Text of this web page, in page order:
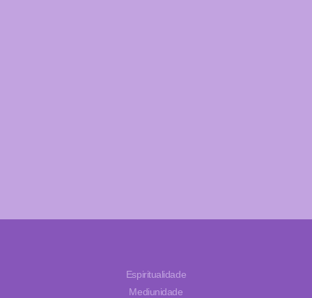
Espiritualidade
Mediunidade